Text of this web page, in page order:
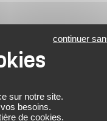
sur notre site.
besoins.
de cookies.
continuer